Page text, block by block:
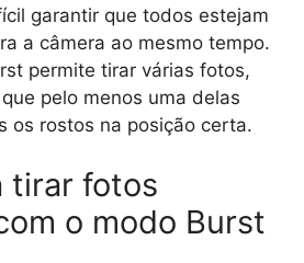
garantir que todos estejam
a câmera ao mesmo tempo.
permite tirar várias fotos,
pelo menos uma delas
os rostos na posição certa.
tirar fotos
o modo Burst